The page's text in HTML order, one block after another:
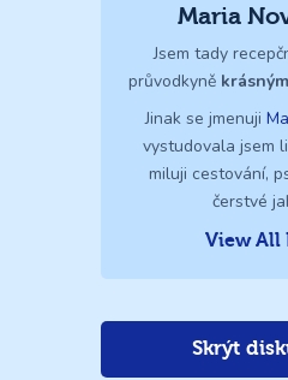
Maria
Jsem tady
průvodkyně
Jinak se jmenuji
vystudovala jsem
miluji cestování,
čerstvé
View All
Skrýt